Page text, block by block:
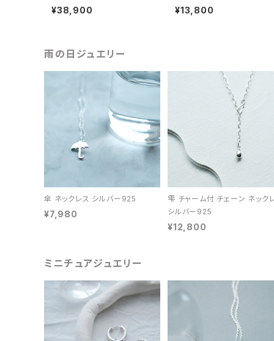
¥38,900 ¥13,800
雨の日ジュエリー
傘 ネックレス シルバー925
¥7,980
雫 チャーム付 チェーン ネック
シルバー925
¥12,800
ミニチュアジュエリー